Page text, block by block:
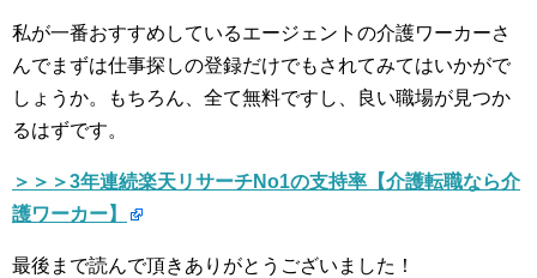
私が一番おすすめしているエージェントの介護ワーカーさ
んでまずは仕事探しの登録だけでもされてみてはいかがで
しょうか。もちろん、全て無料ですし、良い職場が見つか
るはずです。
＞＞＞3年連続楽天リサーチNo1の支持率【介護転職なら介
護ワーカー】
最後まで読んで頂きありがとうございました！